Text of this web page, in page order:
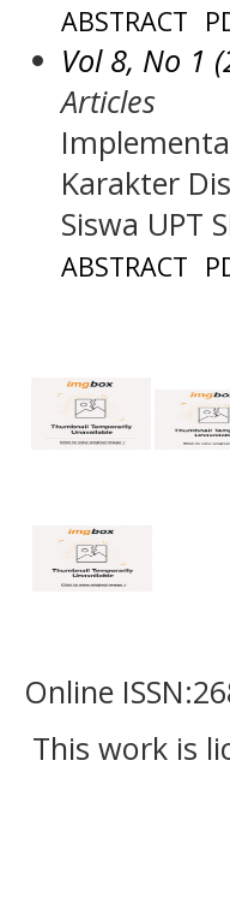
ABSTRACT
Vol 8, No 1
Articles
Karakter
Siswa UPT
ABSTRACT
Online
This work is